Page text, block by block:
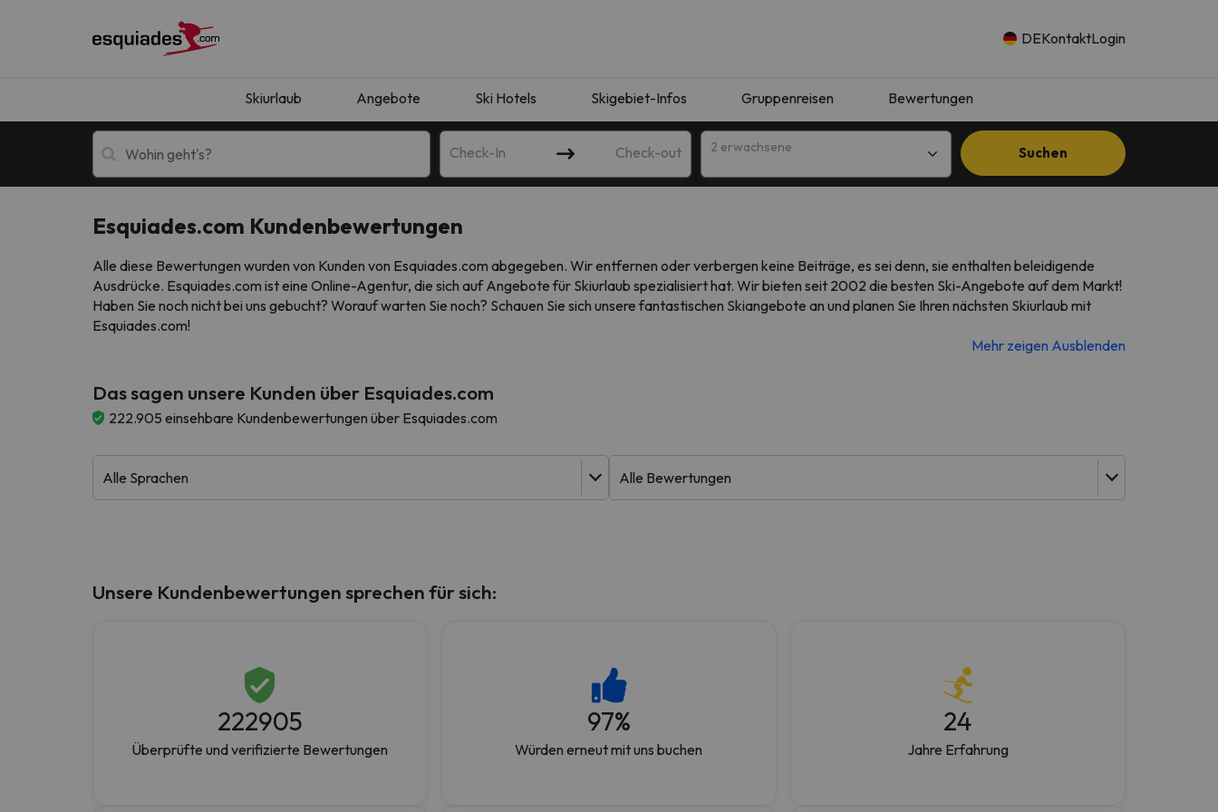
DEKontaktLogin
Skiurlaub Angebote Ski Hotels Skigebiet-Infos Gruppenreisen Bewertungen
Check-In Check-out 2 erwachsene Suchen
Skiurlaub Berghotels
Oops, wir haben keine Ergebnisse gefunden, die Ihrer Suche entsprechen. Versuchen Sie, das Ziel zu ändern.
Es sieht so aus, als hätte sich unser Sucher verirrt. Sobald er seinen Kompass gefunden hat, wird er zurück sein.
Esquiades.com Kundenbewertungen
Alle diese Bewertungen wurden von Kunden von Esquiades.com abgegeben. Wir entfernen oder verbergen keine Beiträge, es sei denn, sie enthalten beleidigende
Ausdrücke. Esquiades.com ist eine Online-Agentur, die sich auf Angebote für Skiurlaub spezialisiert hat. Wir bieten seit 2002 die besten Ski-Angebote auf dem Markt!
Haben Sie noch nicht bei uns gebucht? Worauf warten Sie noch? Schauen Sie sich unsere fantastischen Skiangebote an und planen Sie Ihren nächsten Skiurlaub mit
Esquiades.com!
Mehr zeigen Ausblenden
Das sagen unsere Kunden über Esquiades.com
222.905 einsehbare Kundenbewertungen über Esquiades.com
Unsere Kundenbewertungen sprechen für sich:
222905
Überprüfte und verifizierte Bewertungen
97%
Würden erneut mit uns buchen
24
Jahre Erfahrung